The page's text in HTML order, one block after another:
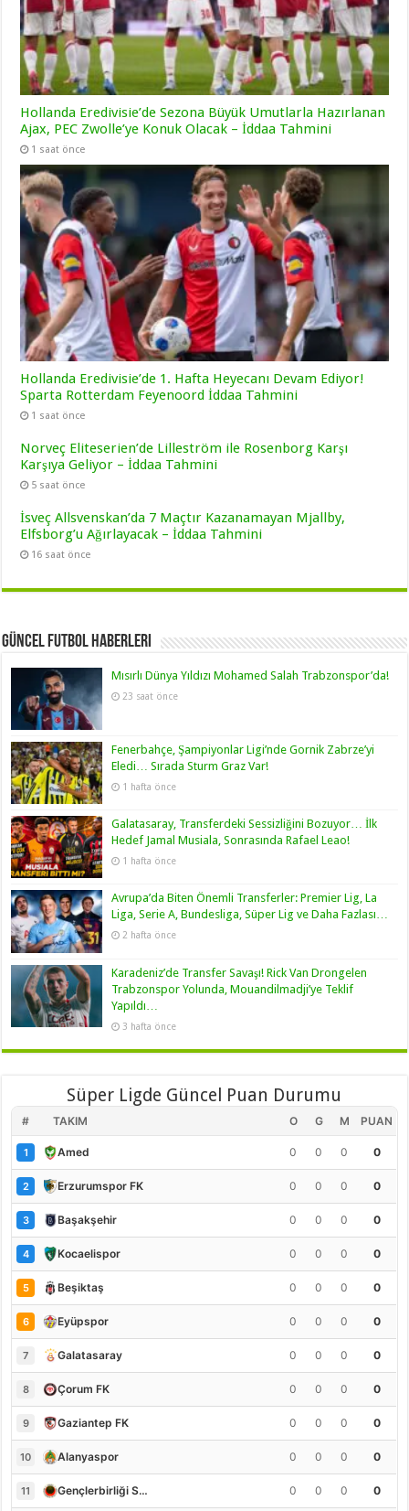
Hollanda Eredivisie’de Sezona Büyük Umutlarla Hazırlanan
Ajax, PEC Zwolle’ye Konuk Olacak – İddaa Tahmini
1 saat önce
Hollanda Eredivisie’de 1. Hafta Heyecanı Devam Ediyor!
Sparta Rotterdam Feyenoord İddaa Tahmini
1 saat önce
Norveç Eliteserien’de Lilleström ile Rosenborg Karşı
Karşıya Geliyor – İddaa Tahmini
5 saat önce
İsveç Allsvenskan’da 7 Maçtır Kazanamayan Mjallby,
Elfsborg’u Ağırlayacak – İddaa Tahmini
16 saat önce
Güncel Futbol Haberleri
Mısırlı Dünya Yıldızı Mohamed Salah Trabzonspor’da!
23 saat önce
Fenerbahçe, Şampiyonlar Ligi’nde Gornik Zabrze’yi
Eledi… Sırada Sturm Graz Var!
1 hafta önce
Galatasaray, Transferdeki Sessizliğini Bozuyor… İlk
Hedef Jamal Musiala, Sonrasında Rafael Leao!
1 hafta önce
Avrupa’da Biten Önemli Transferler: Premier Lig, La
Liga, Serie A, Bundesliga, Süper Lig ve Daha Fazlası…
2 hafta önce
Karadeniz’de Transfer Savaşı! Rick Van Drongelen
Trabzonspor Yolunda, Mouandilmadji’ye Teklif
Yapıldı…
3 hafta önce
Süper Ligde Güncel Puan Durumu
# TAKIM O G M PUAN
1 Amed 0 0 0 0
2 Erzurumspor FK 0 0 0 0
3 Başakşehir 0 0 0 0
4 Kocaelispor 0 0 0 0
5 Beşiktaş 0 0 0 0
6 Eyüpspor 0 0 0 0
7 Galatasaray 0 0 0 0
8 Çorum FK 0 0 0 0
9 Gaziantep FK 0 0 0 0
10 Alanyaspor 0 0 0 0
11 Gençlerbirliği S.K. 0 0 0 0